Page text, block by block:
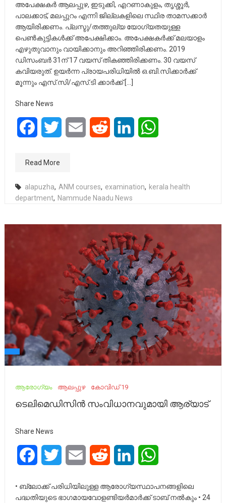
അപേക്ഷകർ ആലപ്പുഴ, ഇടുക്കി, എറണാകുളം, തൃശ്ശൂർ,
പാലക്കാട്, മലപ്പുറം എന്നി ജില്ലകളിലെ സ്ഥിര താമസക്കാർ
ആയിരിക്കണം. പ്ലസ്ടു/തത്തുല്യ യോഗ്യതയുള്ള
പെൺകുട്ടികൾക്ക് അപേക്ഷിക്കാം. അപേക്ഷകർക്ക് മലയാളം
എഴുതുവാനും വായിക്കാനും അറിഞ്ഞിരിക്കണം. 2019
ഡിസംബർ 31ന് 17 വയസ് തികഞ്ഞിരിക്കണം. 30 വയസ്
കവിയരുത്. ഉയർന്ന പ്രായപരിധിയിൽ ഒ.ബി.സിക്കാർക്ക്
മൂന്നും എസ്.സി/എസ്.ടി ക്കാർക്ക് […]
Share News
FacebookTwitter Email Reddit LinkedIn
Read More
alapuzha, ANM courses, examination, kerala health
department, Nammude Naadu News
ആരോഗ്യം ആലപ്പുഴ കോവിഡ് 19
ടെലിമെഡിസിന്‍ സംവിധാനവുമായി ആര്യാട്
Share News
FacebookTwitter Email Reddit LinkedIn
• ബ്ലോക്ക് പരിധിയിലുള്ള ആരോഗ്യസ്ഥാപനങ്ങളിലെ
പദ്ധതിയുടെ ഭാഗമായവോളണ്ടിയര്‍മാര്‍ക്ക് ടാബ് നല്‍കും • 24